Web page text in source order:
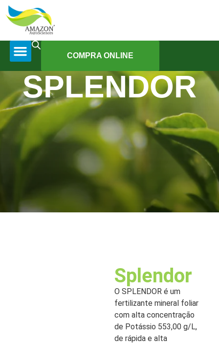
COMPRA ONLINE
SPLENDOR
Splendor
O SPLENDOR é um
fertilizante mineral foliar
com alta concentração
de Potássio 553,00 g/L,
de rápida e alta